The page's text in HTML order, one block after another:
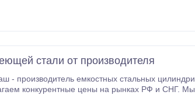
стали от производителя
емкостных стальных
конкурентные цены на рынках РФ и СНГ.